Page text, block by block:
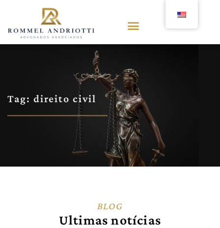
Tag: direito civil
BLOG
Ultimas notícias